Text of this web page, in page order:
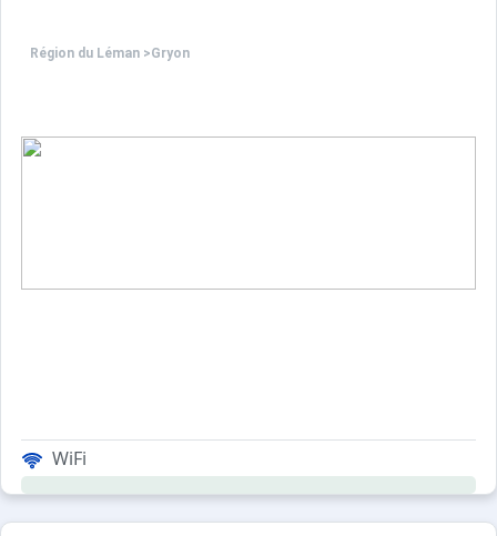
Région du Léman >Gryon
WiFi